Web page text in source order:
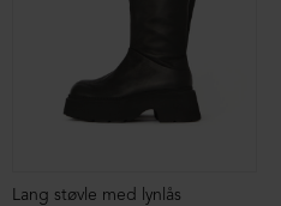
Lang støvle med lynlås